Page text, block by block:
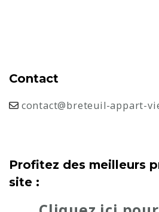
Contact
contact@breteuil-appart-
Profitez des meilleurs
site :